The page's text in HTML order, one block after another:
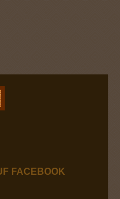
FACEBOOK